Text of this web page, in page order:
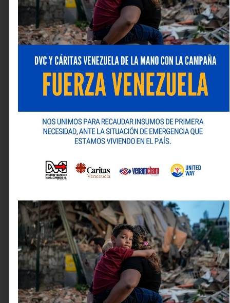
permitido fortalecer sus habilidades de análisis crítico.
Su mayor deseo es que la compañía “mantenga su
posición de mercado y alta calidad en el futuro, y siga
apoyando a las familias venezolanas”.
Un Futuro de Crecimiento y Éxito
En su avance diario, Natulac reafirma su compromiso
con la calidad, la innovación y el crecimiento continuo.
La dedicación y pasión que sus colaboradores ponen
de su éxito.
Si quiere más información sobre la marca y su
portafolio de productos puede visitar su sitio web:
www.natulac.com
@natulacoficial ) y Facebook (Natulac).
Tu dirección de correo electrónico no será publicada.
Los campos obligatorios están marcados con*
Comentario*